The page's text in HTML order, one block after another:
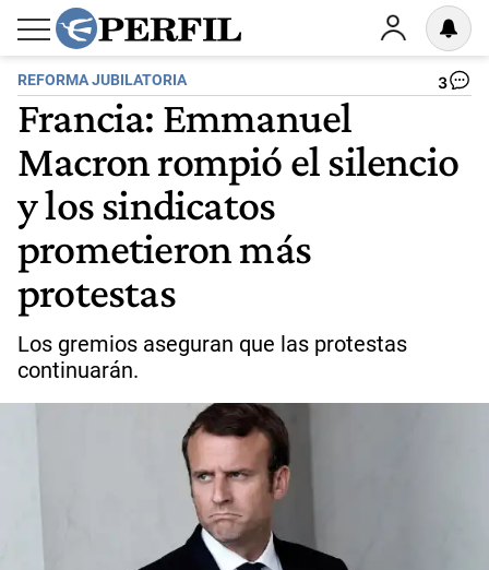
REFORMA JUBILATORIA 3
Francia: Emmanuel
Macron rompió el silencio
y los sindicatos
prometieron más
protestas
Los gremios aseguran que las protestas
continuarán.